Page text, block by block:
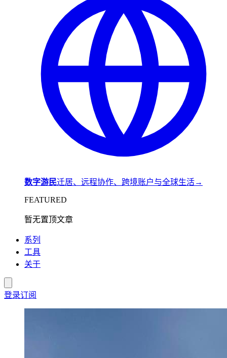
数字游民迁居、远程协作、跨境账户与全球生活→
FEATURED
暂无置顶文章
系列
工具
关于
登录订阅